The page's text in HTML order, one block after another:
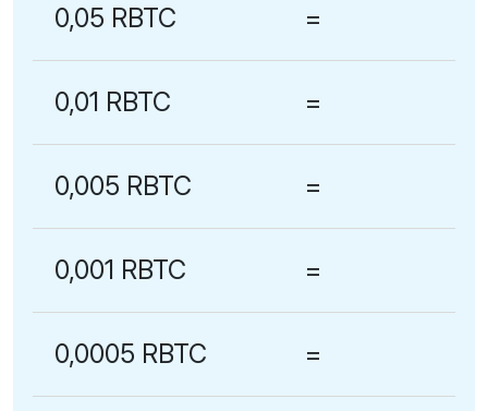
0,05 RBTC =
0,01 RBTC =
0,005 RBTC =
0,001 RBTC =
0,0005 RBTC =